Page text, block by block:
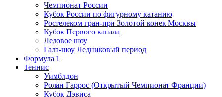
Чемпионат России
Кубок России по фигурному катанию
Ростелеком гран-при Золотой конек Москвы
Кубок Первого канала
Ледовое шоу
Гала-шоу Ледниковый период
Формула 1
Теннис
Уимблдон
Ролан Гаррос (Открытый Чемпионат Франции)
Кубок Дэвиса